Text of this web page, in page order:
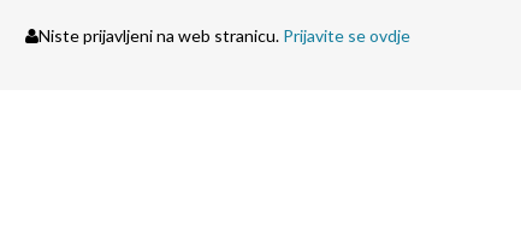
Niste prijavljeni na web stranicu. Prijavite se ovdje